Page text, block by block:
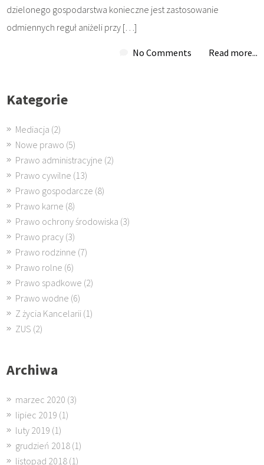
dzielonego gospodarstwa konieczne jest zastosowanie
odmiennych reguł aniżeli przy […]
No Comments Read more...
Kategorie
Mediacja (2)
Nowe prawo (5)
Prawo administracyjne (2)
Prawo cywilne (13)
Prawo gospodarcze (8)
Prawo karne (8)
Prawo ochrony środowiska (3)
Prawo pracy (3)
Prawo rodzinne (7)
Prawo rolne (6)
Prawo spadkowe (2)
Prawo wodne (6)
Z życia Kancelarii (1)
ZUS (2)
Archiwa
marzec 2020 (3)
lipiec 2019 (1)
luty 2019 (1)
grudzień 2018 (1)
listopad 2018 (1)